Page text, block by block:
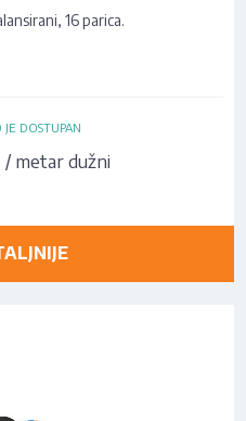
16 parica.
DOSTUPAN
/ metar dužni